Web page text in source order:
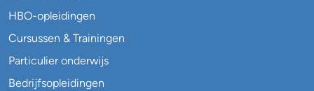
HBO-opleidingen
Cursussen & Trainingen
Particulier onderwijs
Bedrijfsopleidingen